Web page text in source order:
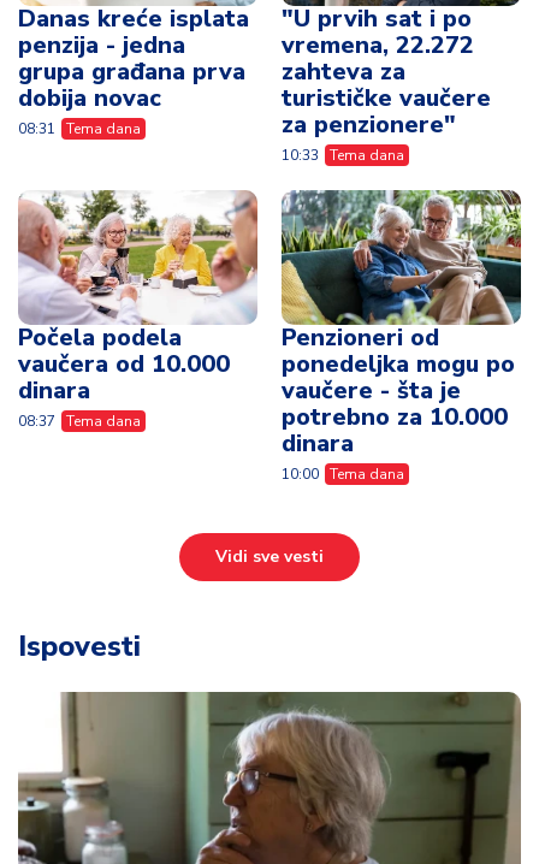
Danas kreće isplata
penzija - jedna
grupa građana prva
dobija novac
08:31 Tema dana
"U prvih sat i po
vremena, 22.272
zahteva za
turističke vaučere
za penzionere"
10:33 Tema dana
Počela podela
vaučera od 10.000
dinara
08:37 Tema dana
Penzioneri od
ponedeljka mogu po
vaučere - šta je
potrebno za 10.000
dinara
10:00 Tema dana
Vidi sve vesti
Ispovesti